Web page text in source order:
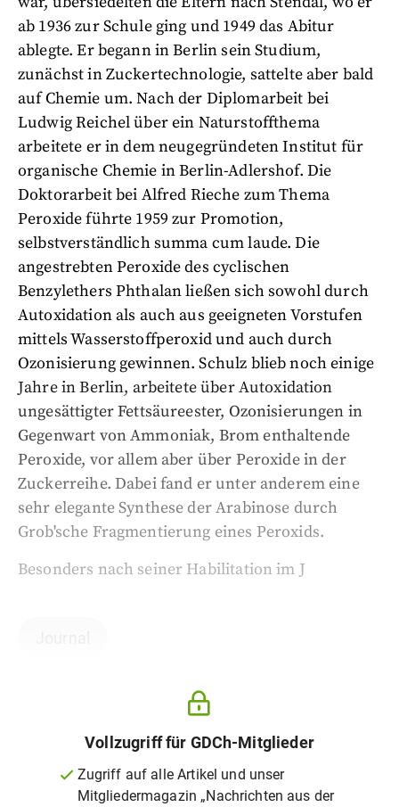
ab 1936 zur Schule ging und 1949 das Abitur
ablegte. Er begann in Berlin sein Studium,
zunächst in Zuckertechnologie, sattelte aber bald
auf Chemie um. Nach der Diplomarbeit bei
Ludwig Reichel über ein Naturstoffthema
arbeitete er in dem neugegründeten Institut für
organische Chemie in Berlin-Adlershof. Die
Doktorarbeit bei Alfred Rieche zum Thema
Peroxide führte 1959 zur Promotion,
selbstverständlich summa cum laude. Die
angestrebten Peroxide des cyclischen
Benzylethers Phthalan ließen sich sowohl durch
Autoxidation als auch aus geeigneten Vorstufen
mittels Wasserstoffperoxid und auch durch
Ozonisierung gewinnen. Schulz blieb noch einige
Jahre in Berlin, arbeitete über Autoxidation
ungesättigter Fettsäureester, Ozonisierungen in
Gegenwart von Ammoniak, Brom enthaltende
Peroxide, vor allem aber über Peroxide in der
Zuckerreihe. Dabei fand er unter anderem eine
sehr elegante Synthese der Arabinose durch
Grob'sche Fragmentierung eines Peroxids.
Besonders nach seiner Habilitation im J
Vollzugriff für GDCh-Mitglieder
Zugriff auf alle Artikel und unser
Mitgliedermagazin „Nachrichten aus der